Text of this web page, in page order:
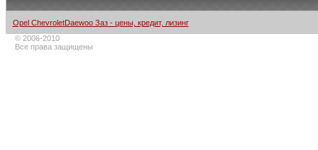
Opel ChevroletDaewoo Заз - цены, кредит, лизинг
© 2006-2010
Все права защищены